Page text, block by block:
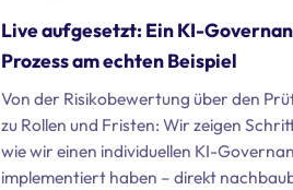
Live aufgesetzt: Ein KI-
Prozess am echten Beispiel
Von der Risikobewertung über den
zu Rollen und Fristen: Wir zeigen
wie wir einen individuellen KI-
implementiert haben – direkt